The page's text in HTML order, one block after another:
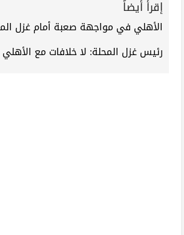
إقرأ أيضاً
الأهلي في مواجهة صعبة أمام غزل
رئيس غزل المحلة: لا خلافات مع الأهلي رغم حكم